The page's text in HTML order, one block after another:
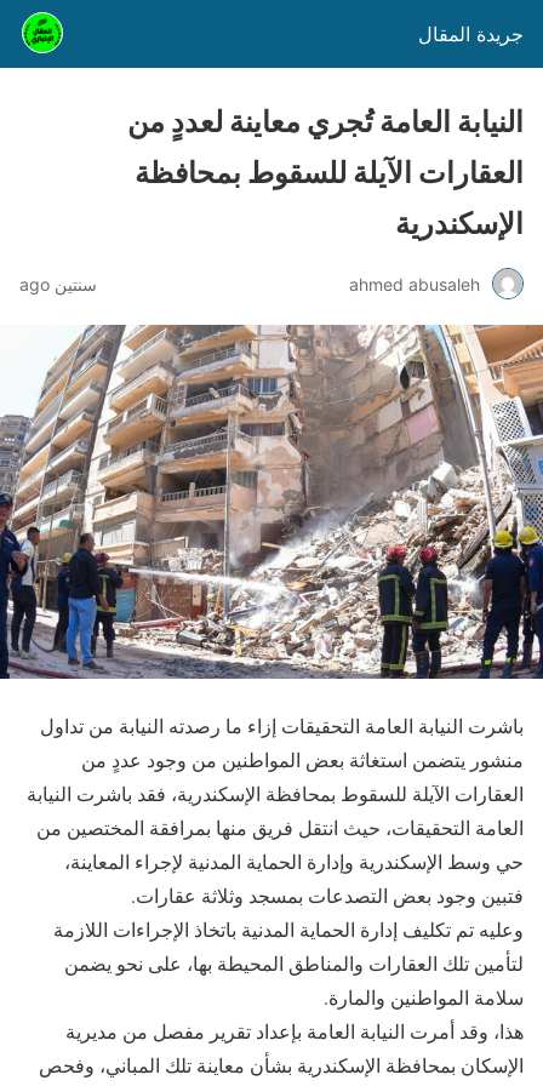
جريدة المقال
النيابة العامة تُجري معاينة لعددٍ من
العقارات الآيلة للسقوط بمحافظة
الإسكندرية
ahmed abusaleh سنتين ago
باشرت النيابة العامة التحقيقات إزاء ما رصدته النيابة من تداول
منشور يتضمن استغاثة بعض المواطنين من وجود عددٍ من
العقارات الآيلة للسقوط بمحافظة الإسكندرية، فقد باشرت النيابة
العامة التحقيقات، حيث انتقل فريق منها بمرافقة المختصين من
حي وسط الإسكندرية وإدارة الحماية المدنية لإجراء المعاينة،
فتبين وجود بعض التصدعات بمسجد وثلاثة عقارات.
وعليه تم تكليف إدارة الحماية المدنية باتخاذ الإجراءات اللازمة
لتأمين تلك العقارات والمناطق المحيطة بها، على نحو يضمن
سلامة المواطنين والمارة.
هذا، وقد أمرت النيابة العامة بإعداد تقرير مفصل من مديرية
الإسكان بمحافظة الإسكندرية بشأن معاينة تلك المباني، وفحص